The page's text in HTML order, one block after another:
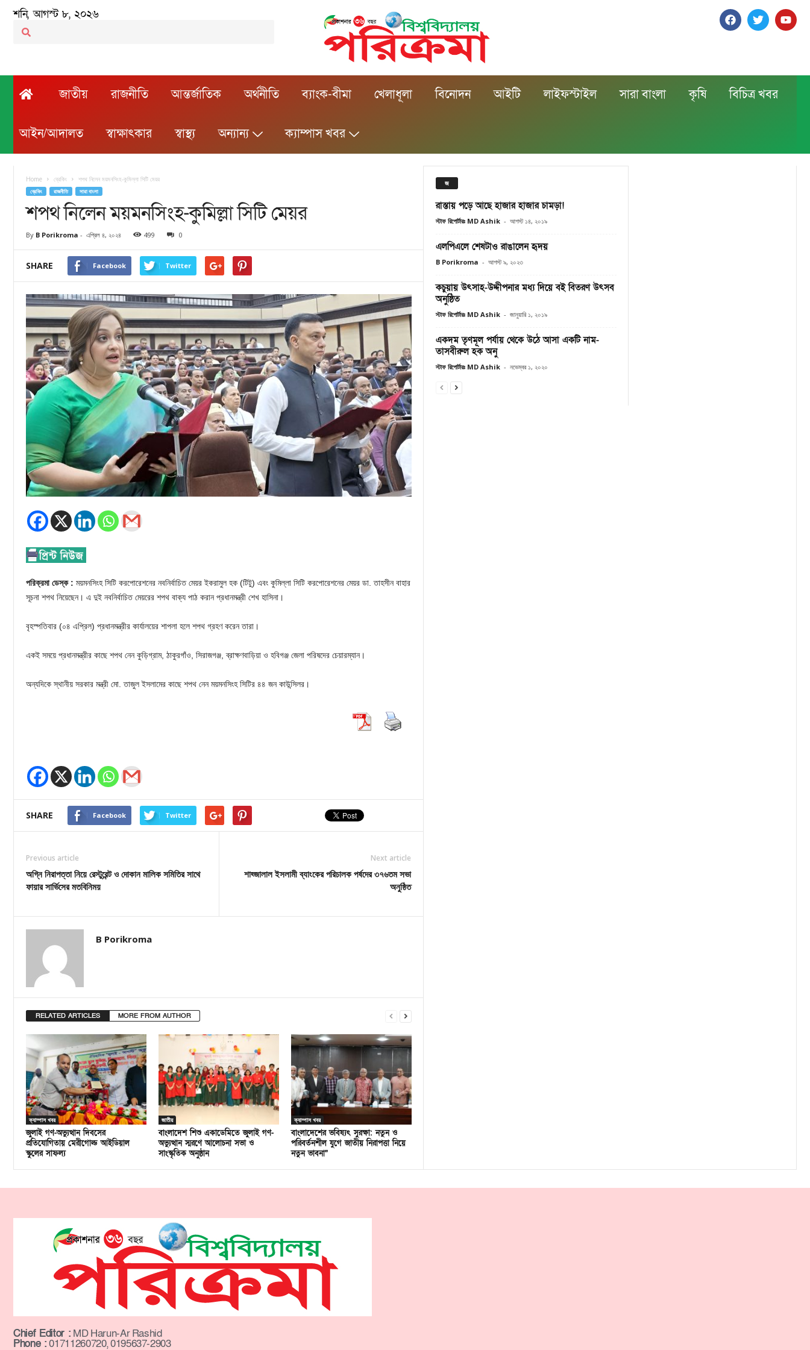
শনি, আগস্ট ৮, ২০২৬
জাতীয় রাজনীতি আন্তর্জাতিক অর্থনীতি ব্যাংক-বীমা খেলাধূলা বিনোদন আইটি লাইফস্টাইল সারা বাংলা কৃষি বিচিত্র খবর
আইন/আদালত স্বাক্ষাৎকার স্বাস্থ্য অন্যান্য ক্যাম্পাস খবর
Home ব্রেকিং শপথ নিলেন ময়মনসিংহ-কুমিল্লা সিটি মেয়র
ব্রেকিং রাজনীতি সারা বাংলা
শপথ নিলেন ময়মনসিংহ-কুমিল্লা সিটি মেয়র
By B Porikroma - এপ্রিল ৪, ২০২৪ 499 0
SHARE Facebook Twitter
পরিক্রমা ডেস্ক : ময়মনসিংহ সিটি করপোরেশনের নবনির্বাচিত মেয়র ইকরামুল হক (টিটু) এবং কুমিল্লা সিটি করপোরেশনের মেয়র ডা. তাহসীন বাহার
সূচনা শপথ নিয়েছেন। এ দুই নবনির্বাচিত মেয়রের শপথ বাক্য পাঠ করান প্রধানমন্ত্রী শেখ হাসিনা।
বৃহস্পতিবার (০৪ এপ্রিল) প্রধানমন্ত্রীর কার্যালয়ের শাপলা হলে শপথ গ্রহণ করেন তারা।
একই সময়ে প্রধানমন্ত্রীর কাছে শপথ নেন কুড়িগ্রাম, ঠাকুরগাঁও, সিরাজগঞ্জ, ব্রাক্ষণবাড়িয়া ও হবিগঞ্জ জেলা পরিষদের চেয়ারম্যান।
অন্যদিকে স্থানীয় সরকার মন্ত্রী মো. তাজুল ইসলামের কাছে শপথ নেন ময়মনসিংহ সিটির ৪৪ জন কাউন্সিলর।
SHARE Facebook Twitter
Previous article
অগ্নি নিরাপত্তা নিয়ে রেস্টুরেন্ট ও দোকান মালিক সমিতির সাথে
ফায়ার সার্ভিসের মতবিনিময়
Next article
শাহ্জালাল ইসলামী ব্যাংকের পরিচালক পর্ষদের ৩৭৬তম সভা
অনুষ্ঠিত
B Porikroma
RELATED ARTICLES MORE FROM AUTHOR
ক্যাম্পাস খবর
জুলাই গণ-অভ্যুত্থান দিবসের
প্রতিযোগিতায় মেরীগোল্ড আইডিয়াল
স্কুলের সাফল্য
জাতীয়
বাংলাদেশ শিশু একাডেমিতে জুলাই গণ-
অভ্যুত্থান স্মরণে আলোচনা সভা ও
সাংস্কৃতিক অনুষ্ঠান
ক্যাম্পাস খবর
বাংলাদেশের ভবিষ্যৎ সুরক্ষা: নতুন ও
পরিবর্তনশীল যুগে জাতীয় নিরাপত্তা নিয়ে
নতুন ভাবনা”
জ
রাস্তায় পড়ে আছে হাজার হাজার চামড়া!
স্টাফ রিপোর্টারঃ MD Ashik - আগস্ট ১৪, ২০১৯
এলপিএলে শেষটাও রাঙালেন হৃদয়
B Porikroma - আগস্ট ৯, ২০২৩
কচুয়ায় উৎসাহ-উদ্দীপনার মধ্য দিয়ে বই বিতরণ উৎসব
অনুষ্ঠিত
স্টাফ রিপোর্টারঃ MD Ashik - জানুয়ারি ১, ২০১৯
একদম তৃণমূল পর্যায় থেকে উঠে আসা একটি নাম-
তাসবীরুল হক অনু
স্টাফ রিপোর্টারঃ MD Ashik - নভেম্বর ১, ২০২০
Chief Editor : MD Harun-Ar Rashid
Phone :01711260720, 0195637-2903